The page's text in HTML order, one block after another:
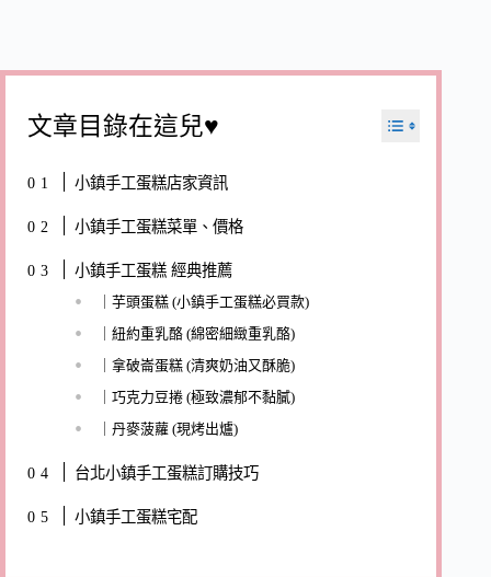
文章目錄在這兒♥
小鎮手工蛋糕店家資訊
小鎮手工蛋糕菜單、價格
小鎮手工蛋糕 經典推薦
｜芋頭蛋糕 (小鎮手工蛋糕必買款)
｜紐約重乳酪 (綿密細緻重乳酪)
｜拿破崙蛋糕 (清爽奶油又酥脆)
｜巧克力豆捲 (極致濃郁不黏膩)
｜丹麥菠蘿 (現烤出爐)
台北小鎮手工蛋糕訂購技巧
小鎮手工蛋糕宅配